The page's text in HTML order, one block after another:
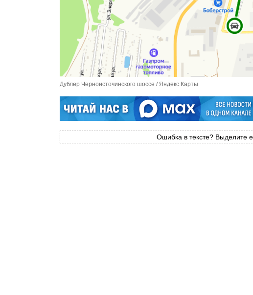
Дублер Черноисточинского шоссе / Яндекс.Карты
Ошибка в тексте? Выделите